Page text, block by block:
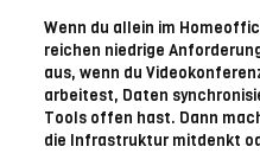
Wenn du allein im
reichen niedrige
aus, wenn du
arbeitest, Daten
Tools offen hast. Dann
die Infrastruktur mitdenkt